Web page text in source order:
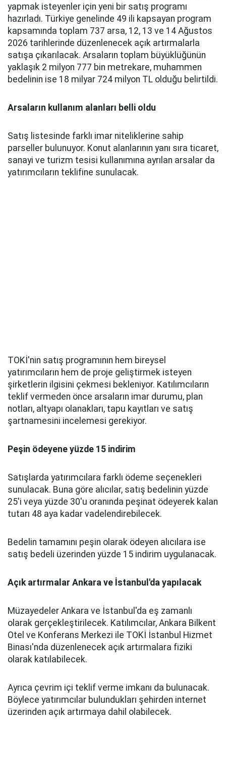
yapmak isteyenler için yeni bir satış programı
hazırladı. Türkiye genelinde 49 ili kapsayan program
kapsamında toplam 737 arsa, 12, 13 ve 14 Ağustos
2026 tarihlerinde düzenlenecek açık artırmalarla
satışa çıkarılacak. Arsaların toplam büyüklüğünün
yaklaşık 2 milyon 777 bin metrekare, muhammen
bedelinin ise 18 milyar 724 milyon TL olduğu belirtildi.
Arsaların kullanım alanları belli oldu
Satış listesinde farklı imar niteliklerine sahip
parseller bulunuyor. Konut alanlarının yanı sıra ticaret,
sanayi ve turizm tesisi kullanımına ayrılan arsalar da
yatırımcıların teklifine sunulacak.
TOKİ'nin satış programının hem bireysel
yatırımcıların hem de proje geliştirmek isteyen
şirketlerin ilgisini çekmesi bekleniyor. Katılımcıların
teklif vermeden önce arsaların imar durumu, plan
notları, altyapı olanakları, tapu kayıtları ve satış
şartnamesini incelemesi gerekiyor.
Peşin ödeyene yüzde 15 indirim
Satışlarda yatırımcılara farklı ödeme seçenekleri
sunulacak. Buna göre alıcılar, satış bedelinin yüzde
25'i veya yüzde 30'u oranında peşinat ödeyerek kalan
tutarı 48 aya kadar vadelendirebilecek.
Bedelin tamamını peşin olarak ödeyen alıcılara ise
satış bedeli üzerinden yüzde 15 indirim uygulanacak.
Açık artırmalar Ankara ve İstanbul'da yapılacak
Müzayedeler Ankara ve İstanbul'da eş zamanlı
olarak gerçekleştirilecek. Katılımcılar, Ankara Bilkent
Otel ve Konferans Merkezi ile TOKİ İstanbul Hizmet
Binası'nda düzenlenecek açık artırmalara fiziki
olarak katılabilecek.
Ayrıca çevrim içi teklif verme imkanı da bulunacak.
Böylece yatırımcılar bulundukları şehirden internet
üzerinden açık artırmaya dahil olabilecek.